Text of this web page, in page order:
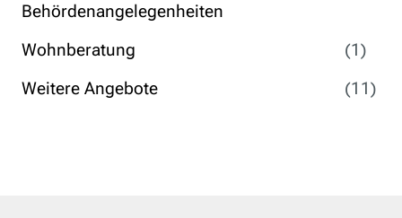
Behördenangelegenheiten
Wohnberatung
(1)
Weitere Angebote
(11)